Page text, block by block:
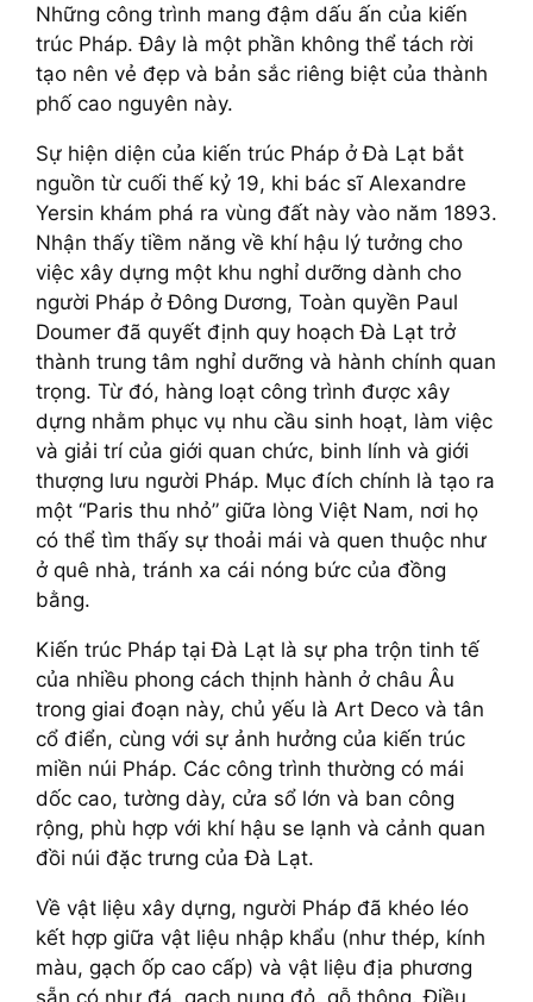
Những công trình mang đậm dấu ấn của kiến
trúc Pháp. Đây là một phần không thể tách rời
tạo nên vẻ đẹp và bản sắc riêng biệt của thành
phố cao nguyên này.
Sự hiện diện của kiến trúc Pháp ở Đà Lạt bắt
nguồn từ cuối thế kỷ 19, khi bác sĩ Alexandre
Yersin khám phá ra vùng đất này vào năm 1893.
Nhận thấy tiềm năng về khí hậu lý tưởng cho
việc xây dựng một khu nghỉ dưỡng dành cho
người Pháp ở Đông Dương, Toàn quyền Paul
Doumer đã quyết định quy hoạch Đà Lạt trở
thành trung tâm nghỉ dưỡng và hành chính quan
trọng. Từ đó, hàng loạt công trình được xây
dựng nhằm phục vụ nhu cầu sinh hoạt, làm việc
và giải trí của giới quan chức, binh lính và giới
thượng lưu người Pháp. Mục đích chính là tạo ra
một “Paris thu nhỏ” giữa lòng Việt Nam, nơi họ
có thể tìm thấy sự thoải mái và quen thuộc như
ở quê nhà, tránh xa cái nóng bức của đồng
bằng.
Kiến trúc Pháp tại Đà Lạt là sự pha trộn tinh tế
của nhiều phong cách thịnh hành ở châu Âu
trong giai đoạn này, chủ yếu là Art Deco và tân
cổ điển, cùng với sự ảnh hưởng của kiến trúc
miền núi Pháp. Các công trình thường có mái
dốc cao, tường dày, cửa sổ lớn và ban công
rộng, phù hợp với khí hậu se lạnh và cảnh quan
đồi núi đặc trưng của Đà Lạt.
Về vật liệu xây dựng, người Pháp đã khéo léo
kết hợp giữa vật liệu nhập khẩu (như thép, kính
màu, gạch ốp cao cấp) và vật liệu địa phương
sẵn có như đá, gạch nung đỏ, gỗ thông. Điều